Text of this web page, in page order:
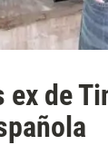
de